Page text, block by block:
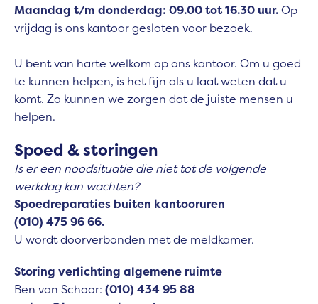
Maandag t/m donderdag: 09.00 tot 16.30 uur.Op
vrijdag is ons kantoor gesloten voor bezoek.
U bent van harte welkom op ons kantoor. Om u goed
te kunnen helpen, is het fijn als u laat weten dat u
komt. Zo kunnen we zorgen dat de juiste mensen u
helpen.
Spoed & storingen
Is er een noodsituatie die niet tot de volgende
werkdag kan wachten?
Spoedreparaties buiten kantooruren
(010) 475 96 66.
U wordt doorverbonden met de meldkamer.
Storing verlichting algemene ruimte
Ben van Schoor: (010) 434 95 88